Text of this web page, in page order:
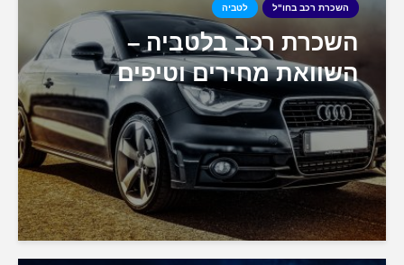
השכרת רכב בחו"ל לטביה
השכרת רכב בלטביה –
השוואת מחירים וטיפים